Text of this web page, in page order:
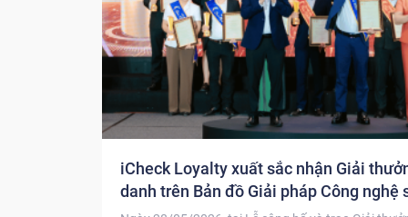
iCheck Loyalty xuất sắc nhận Giải
danh trên Bản đồ Giải pháp Công nghệ